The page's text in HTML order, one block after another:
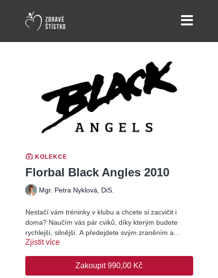
KOLEKCE
Florbal Black Angles 2010
Mgr. Petra Nyklová, DiS.
Nestačí vám tréninky v klubu a chcete si zacvičit i
doma? Naučím vás pár cviků, díky kterým budete
rychlejší, silnější. A předejdete svým zraněním a
nebudou vás bolet záda.
Zjistit více
Zakoupit 990,00 Kč